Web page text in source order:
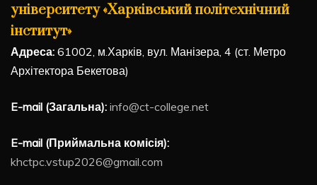
університету «Харківський політехнічний
інститут»
Адреса: 61002, м.Харків, вул. Манізера, 4 (ст. Метро
Архітектора Бекетова)
E-mail (Загальна): info@ct-college.net
E-mail (Приймальна комісія):
khctpc.vstup2026@gmail.com